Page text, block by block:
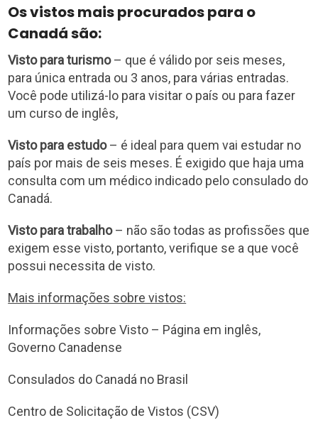
Os vistos mais procurados para o
Canadá são:
Visto para turismo– que é válido por seis meses,
para única entrada ou 3 anos, para várias entradas.
Você pode utilizá-lo para visitar o país ou para fazer
um curso de inglês,
Visto para estudo– é ideal para quem vai estudar no
país por mais de seis meses. É exigido que haja uma
consulta com um médico indicado pelo consulado do
Canadá.
Visto para trabalho– não são todas as profissões que
exigem esse visto, portanto, verifique se a que você
possui necessita de visto.
Mais informações sobre vistos:
Informações sobre Visto – Página em inglês,
Governo Canadense
Consulados do Canadá no Brasil
Centro de Solicitação de Vistos (CSV)